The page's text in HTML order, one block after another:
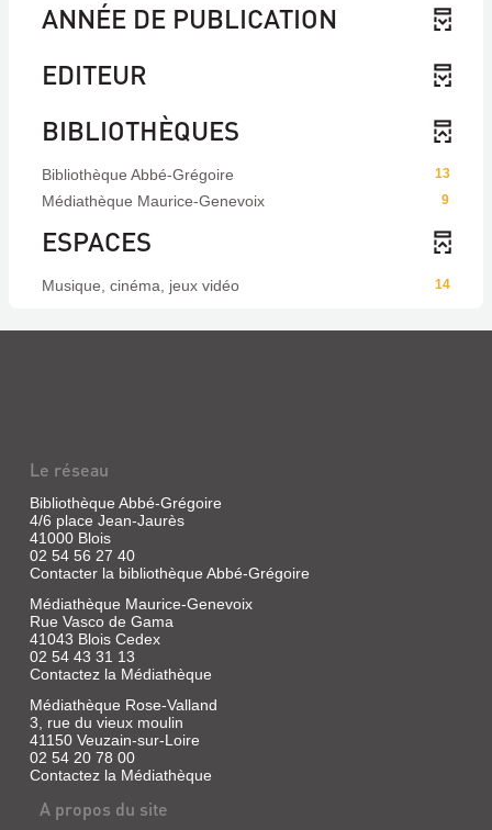
ANNÉE DE PUBLICATION
EDITEUR
BIBLIOTHÈQUES
13
Bibliothèque Abbé-Grégoire
9
Médiathèque Maurice-Genevoix
ESPACES
14
Musique, cinéma, jeux vidéo
Le réseau
Bibliothèque Abbé-Grégoire
4/6 place Jean-Jaurès
41000 Blois
02 54 56 27 40
Contacter la bibliothèque Abbé-Grégoire
Médiathèque Maurice-Genevoix
Rue Vasco de Gama
41043 Blois Cedex
02 54 43 31 13
Contactez la Médiathèque
Médiathèque Rose-Valland
3, rue du vieux moulin
41150 Veuzain-sur-Loire
02 54 20 78 00
Contactez la Médiathèque
A propos du site